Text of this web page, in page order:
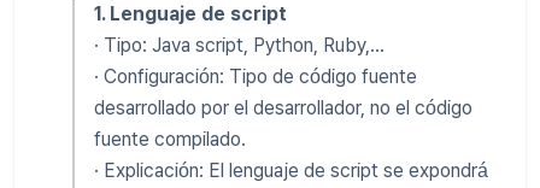
1. Lenguaje de script
· Tipo: Java script, Python, Ruby,...
· Configuración: Tipo de código fuente
desarrollado por el desarrollador, no el código
fuente compilado.
· Explicación: El lenguaje de script se expondrá